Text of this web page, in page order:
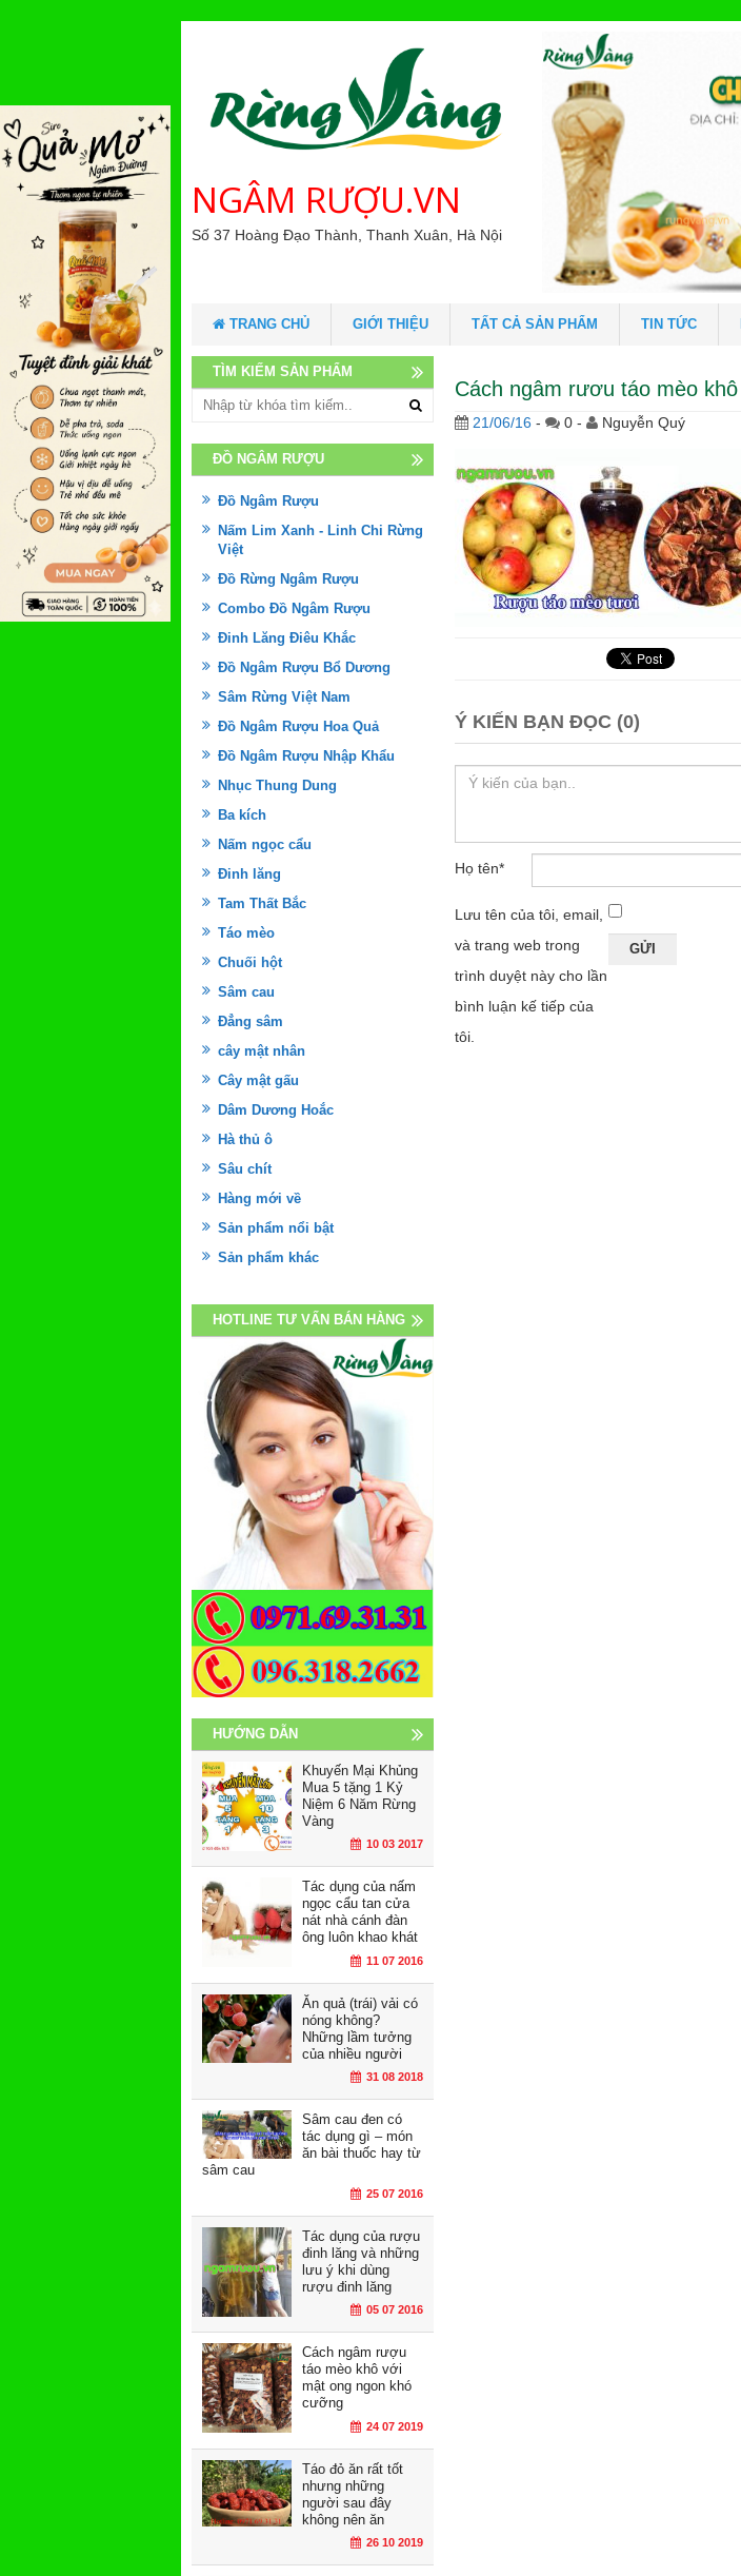
NGÂM RƯỢU.VN
Số 37 Hoàng Đạo Thành, Thanh Xuân, Hà Nội
TRANG CHỦ GIỚI THIỆU TẤT CẢ SẢN PHẨM TIN TỨC
Cách ngâm rươu táo mèo khô
21/06/16 - 0 - Nguyễn Quý
Ý KIẾN BẠN ĐỌC (0)
Họ tên*
Lưu tên của tôi, email,
và trang web trong
trình duyệt này cho lần
bình luận kế tiếp của
tôi.
TÌM KIẾM SẢN PHẨM
ĐỒ NGÂM RƯỢU
Đồ Ngâm Rượu
Nấm Lim Xanh - Linh Chi Rừng
Việt
Đồ Rừng Ngâm Rượu
Combo Đồ Ngâm Rượu
Đinh Lăng Điêu Khắc
Đồ Ngâm Rượu Bổ Dương
Sâm Rừng Việt Nam
Đồ Ngâm Rượu Hoa Quả
Đồ Ngâm Rượu Nhập Khẩu
Nhục Thung Dung
Ba kích
Nấm ngọc cẩu
Đinh lăng
Tam Thất Bắc
Táo mèo
Chuối hột
Sâm cau
Đẳng sâm
cây mật nhân
Cây mật gấu
Dâm Dương Hoắc
Hà thủ ô
Sâu chít
Hàng mới về
Sản phẩm nổi bật
Sản phẩm khác
HOTLINE TƯ VẤN BÁN HÀNG
HƯỚNG DẪN
Khuyến Mại Khủng
Mua 5 tặng 1 Kỷ
Niệm 6 Năm Rừng
Vàng
10 03 2017
Tác dụng của nấm
ngọc cẩu tan cửa
nát nhà cánh đàn
ông luôn khao khát
11 07 2016
Ăn quả (trái) vải có
nóng không?
Những lầm tưởng
của nhiều người
31 08 2018
Sâm cau đen có
tác dụng gì – món
ăn bài thuốc hay từ
sâm cau
25 07 2016
Tác dụng của rượu
đinh lăng và những
lưu ý khi dùng
rượu đinh lăng
05 07 2016
Cách ngâm rượu
táo mèo khô với
mật ong ngon khó
cưỡng
24 07 2019
Táo đỏ ăn rất tốt
nhưng những
người sau đây
không nên ăn
26 10 2019